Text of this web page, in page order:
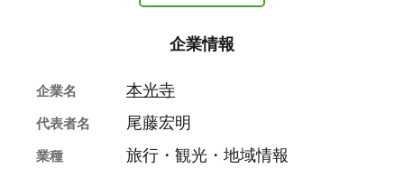
企業情報
企業名 本光寺
代表者名 尾藤宏明
業種 旅行・観光・地域情報